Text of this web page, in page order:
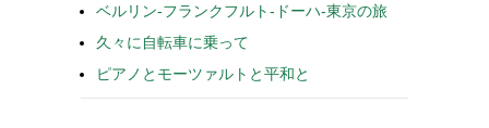
ベルリン-フランクフルト-ドーハ-東京の旅
久々に自転車に乗って
ピアノとモーツァルトと平和と